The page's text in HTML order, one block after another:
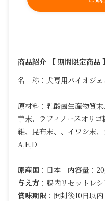
商品紹介 【 期間限定商品 】
名 称：犬専用バイオジェ
原材料： 乳酸菌生産物質
芋末、ラフィノースオリ
維、昆布末、、イワシ末
A,E,D
原産国：日本 内容量：
与え方：腸内リセットレ
賞味期限：開封後10日以内